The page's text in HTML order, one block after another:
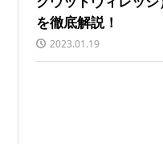
を徹底解説！
2023.01.19